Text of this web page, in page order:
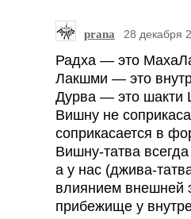
prana 28 декабря
Радха — это
Лакшми — это
Дурва — это шакти
Вишну не
соприкасается в
Вишну-татва
а у нас (джива-
влиянием внешней
прибежище у